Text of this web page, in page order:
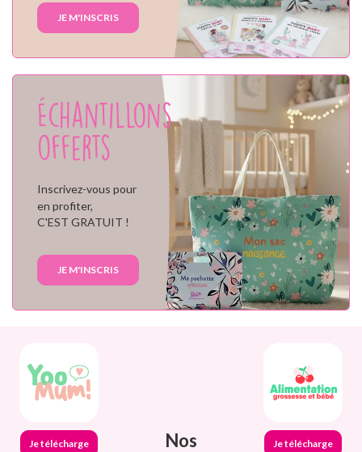
JE M'INSCRIS
Échantillons
offerts
Inscrivez-vous pour
en profiter,
C'EST GRATUIT !
JE M'INSCRIS
Je télécharge
Nos
Je télécharge